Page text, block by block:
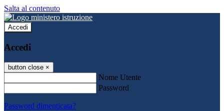
Salta al contenuto
Accedi
Accedi
button close ×
Nome Utente
Password
Password dimenticata?